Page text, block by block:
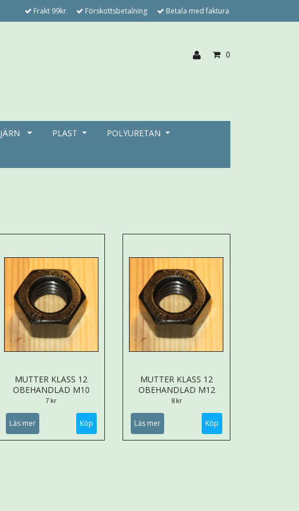
Frakt 99kr Förskottsbetalning Betala med faktura
0
JÄRN PLAST POLYURETAN
MUTTER KLASS 12
OBEHANDLAD M10
7 kr
Läs mer
MUTTER KLASS 12
OBEHANDLAD M12
8 kr
Läs mer